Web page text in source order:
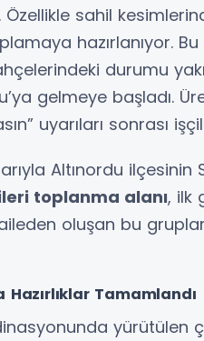
Özellikle sahil
hazırlanıyor.
durumu
gelmeye başladı.
uyarıları sonrası
Altınordu ilçesinin
toplanma alanı, ilk
oluşan bu
Tamamlandı
yürütülen